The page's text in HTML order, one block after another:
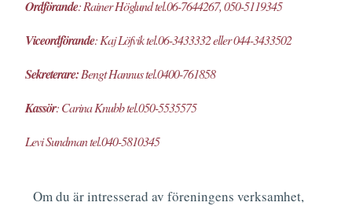
Ordförande: Rainer Höglund tel.06-7644267, 050-5119345
Viceordförande: Kaj Löfvik tel.06-3433332 eller 044-3433502
Sekreterare:Bengt Hannus tel.0400-761858
Kassör: Carina Knubb tel.050-5535575
Levi Sundman tel.040-5810345
Om du är intresserad av föreningens verksamhet,